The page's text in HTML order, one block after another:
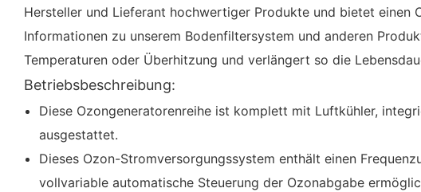
Hersteller und Lieferant hochwertiger Produkte und bietet einen
Informationen zu unserem Bodenfiltersystem und anderen
Temperaturen oder Überhitzung und verlängert so die
Betriebsbeschreibung:
Diese Ozongeneratorenreihe ist komplett mit Luftkühler,
ausgestattet.
Dieses Ozon-Stromversorgungssystem enthält einen
vollvariable automatische Steuerung der Ozonabgabe